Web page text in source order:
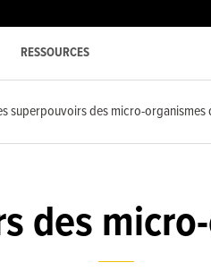
RESSOURCES
superpouvoirs des micro-organismes
des